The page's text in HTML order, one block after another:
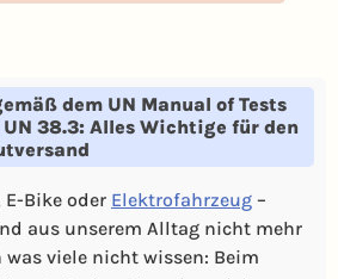
dem UN Manual of Tests
38.3: Alles Wichtige für den
Bike oder Elektrofahrzeug –
aus unserem Alltag nicht mehr
was viele nicht wissen: Beim